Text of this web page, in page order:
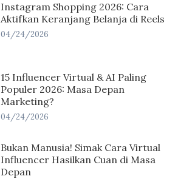
Instagram Shopping 2026: Cara
Aktifkan Keranjang Belanja di Reels
04/24/2026
15 Influencer Virtual & AI Paling
Populer 2026: Masa Depan
Marketing?
04/24/2026
Bukan Manusia! Simak Cara Virtual
Influencer Hasilkan Cuan di Masa
Depan